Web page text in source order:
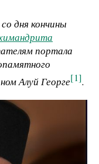
дня кончины
портала
Алуй Георге[1].